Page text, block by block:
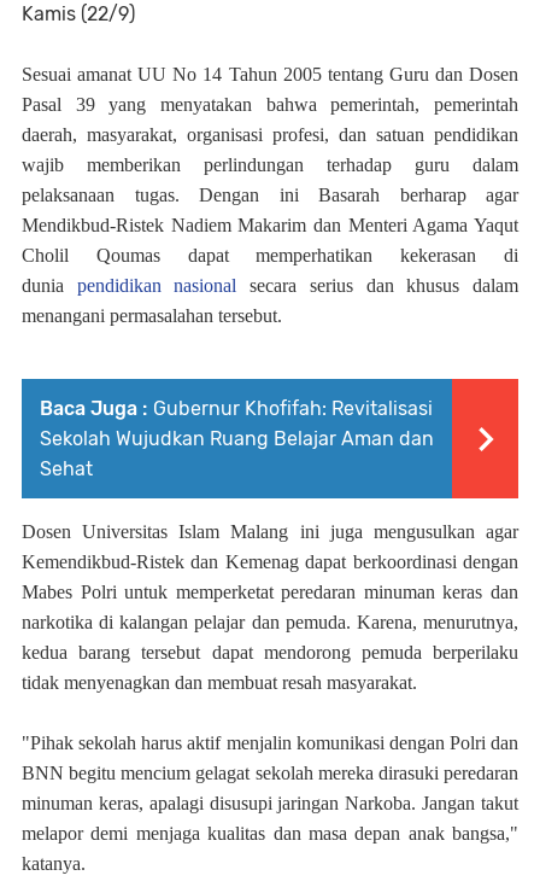
Kamis (22/9)
Sesuai amanat UU No 14 Tahun 2005 tentang Guru dan Dosen
Pasal 39 yang menyatakan bahwa pemerintah, pemerintah
daerah, masyarakat, organisasi profesi, dan satuan pendidikan
wajib memberikan perlindungan terhadap guru dalam
pelaksanaan tugas. Dengan ini Basarah berharap agar
Mendikbud-Ristek Nadiem Makarim dan Menteri Agama Yaqut
Cholil Qoumas dapat memperhatikan kekerasan di
dunia pendidikan nasionalsecara serius dan khusus dalam
menangani permasalahan tersebut.
Baca Juga : Gubernur Khofifah: Revitalisasi
Sekolah Wujudkan Ruang Belajar Aman dan
Sehat
Dosen Universitas Islam Malang ini juga mengusulkan agar
Kemendikbud-Ristek dan Kemenag dapat berkoordinasi dengan
Mabes Polri untuk memperketat peredaran minuman keras dan
narkotika di kalangan pelajar dan pemuda. Karena, menurutnya,
kedua barang tersebut dapat mendorong pemuda berperilaku
tidak menyenagkan dan membuat resah masyarakat.
"Pihak sekolah harus aktif menjalin komunikasi dengan Polri dan
BNN begitu mencium gelagat sekolah mereka dirasuki peredaran
minuman keras, apalagi disusupi jaringan Narkoba. Jangan takut
melapor demi menjaga kualitas dan masa depan anak bangsa,"
katanya.